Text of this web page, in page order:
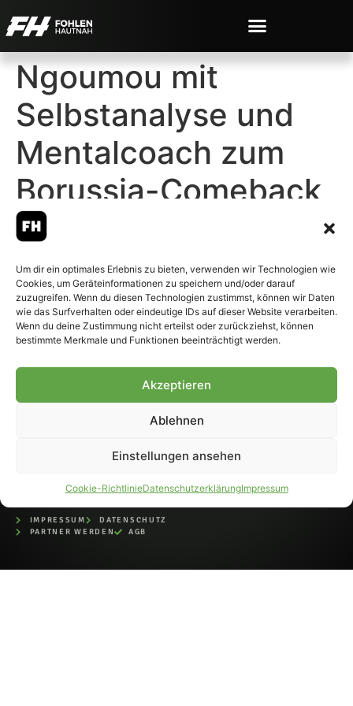
Um dir ein optimales Erlebnis zu bieten, verwenden wir Technologien wie
Cookies, um Geräteinformationen zu speichern und/oder darauf
zuzugreifen. Wenn du diesen Technologien zustimmst, können wir Daten
wie das Surfverhalten oder eindeutige IDs auf dieser Website verarbeiten.
Wenn du deine Zustimmung nicht erteilst oder zurückziehst, können
bestimmte Merkmale und Funktionen beeinträchtigt werden.
Akzeptieren
Ablehnen
Einstellungen ansehen
Cookie-RichtlinieDatenschutzerklärungImpressum
Ngoumou mit
Selbstanalyse und
Mentalcoach zum
Borussia-Comeback
© 2007-2026 Fohlen-Hautnah.de
– Alle rechte vorbehalten.
Fohlen-Hautnah.de ist ein
offiziell eingetragenes Magazin
IMPRESSUM
DATENSCHUTZ
PARTNER WERDEN
AGB